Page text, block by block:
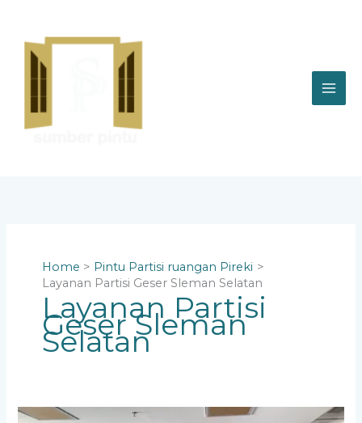
content
Home
Pintu Partisi ruangan Pireki
Layanan Partisi Geser Sleman Selatan
Layanan Partisi
Geser Sleman
Selatan
Manfaat